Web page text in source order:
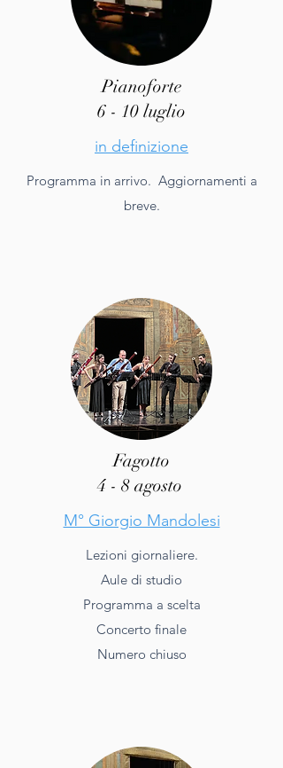
Pianoforte
6 - 10 luglio
in definizione
Programma in arrivo. Aggiornamenti a
breve.
Fagotto
4 - 8 agosto
M° Giorgio Mandolesi
Lezioni giornaliere.
Aule di studio
Programma a scelta
Concerto finale
Numero chiuso